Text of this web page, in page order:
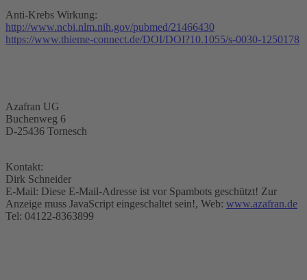
Anti-Krebs Wirkung:
http://www.ncbi.nlm.nih.gov/pubmed/21466430
https://www.thieme-connect.de/DOI/DOI?10.1055/s-0030-1250178
Azafran UG
Buchenweg 6
D-25436 Tornesch
Kontakt:
Dirk Schneider
E-Mail: Diese E-Mail-Adresse ist vor Spambots geschützt! Zur
Anzeige muss JavaScript eingeschaltet sein!, Web: www.azafran.de
Tel: 04122-8363899